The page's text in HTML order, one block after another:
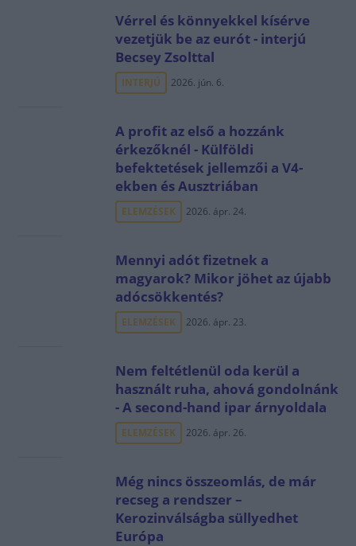
Vérrel és könnyekkel kísérve
vezetjük be az eurót - interjú
Becsey Zsolttal
INTERJÚ 2026. jún. 6.
A profit az első a hozzánk
érkezőknél - Külföldi
befektetések jellemzői a V4-
ekben és Ausztriában
ELEMZÉSEK 2026. ápr. 24.
Mennyi adót fizetnek a
magyarok? Mikor jöhet az újabb
adócsökkentés?
ELEMZÉSEK 2026. ápr. 23.
Nem feltétlenül oda kerül a
használt ruha, ahová gondolnánk
- A second-hand ipar árnyoldala
ELEMZÉSEK 2026. ápr. 26.
Még nincs összeomlás, de már
recseg a rendszer –
Kerozinválságba süllyedhet
Európa